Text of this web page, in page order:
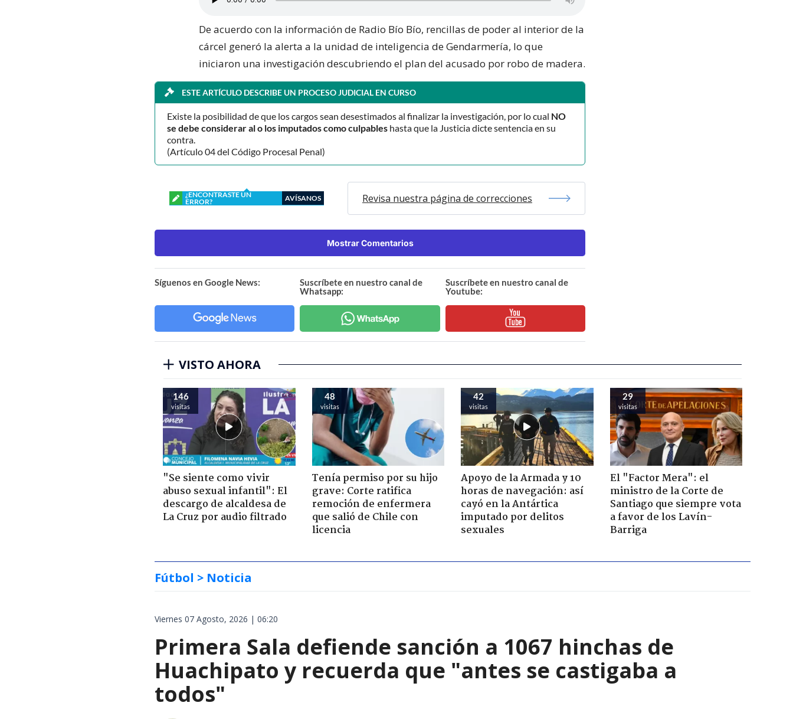
De acuerdo con la información de Radio Bío Bío, rencillas de poder al interior de la
cárcel generó la alerta a la unidad de inteligencia de Gendarmería, lo que
iniciaron una investigación descubriendo el plan del acusado por robo de madera.
ESTE ARTÍCULO DESCRIBE UN PROCESO JUDICIAL EN CURSO
Existe la posibilidad de que los cargos sean desestimados al finalizar la investigación, por lo cual NO
se debe considerar al o los imputados como culpables hasta que la Justicia dicte sentencia en su
contra.
(Artículo 04 del Código Procesal Penal)
¿ENCONTRASTE UN
ERROR?
AVÍSANOS Revisa nuestra página de correcciones
Mostrar Comentarios
Síguenos en Google News:
Suscríbete en nuestro canal de
Whatsapp:
Suscríbete en nuestro canal de
Youtube:
VISTO AHORA
146
visitas
"Se siente como vivir
abuso sexual infantil": El
descargo de alcaldesa de
La Cruz por audio filtrado
48
visitas
Tenía permiso por su hijo
grave: Corte ratifica
remoción de enfermera
que salió de Chile con
licencia
42
visitas
Apoyo de la Armada y 10
horas de navegación: así
cayó en la Antártica
imputado por delitos
sexuales
29
visitas
El "Factor Mera": el
ministro de la Corte de
Santiago que siempre vota
a favor de los Lavín-
Barriga
Fútbol > Noticia
Viernes 07 Agosto, 2026 | 06:20
Primera Sala defiende sanción a 1067 hinchas de
Huachipato y recuerda que "antes se castigaba a
todos"